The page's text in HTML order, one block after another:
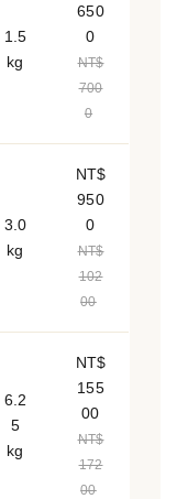
1.5
kg
650
0
NT$
700
0
3.0
kg
NT$
950
0
NT$
102
00
6.2
5
kg
NT$
155
00
NT$
172
00